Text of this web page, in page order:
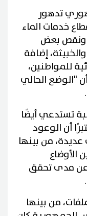
تدهور
خدمات الماء
ونقص بعض
إضافة
للمواطنين،
"الوضع الحالي
تستدعي أيضًا
25 جويلية 2021، معتبرًا أن الوعود
من بينها
الأوضاع
عن مدى تحقق
من بينها